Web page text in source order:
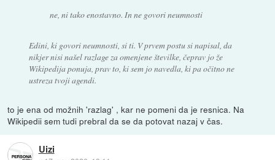
ne, ni tako enostavno. In ne govori neumnosti
Edini, ki govori neumnosti, si ti. V prvem postu si napisal, da
nikjer nisi našel razlage za omenjene številke, čeprav jo že
Wikipedija ponuja, prav to, ki sem jo navedla, ki pa očitno ne
ustreza tvoji agendi.
to je ena od možnih 'razlag' , kar ne pomeni da je resnica. Na
Wikipedii sem tudi prebral da se da potovat nazaj v čas.
Uizi